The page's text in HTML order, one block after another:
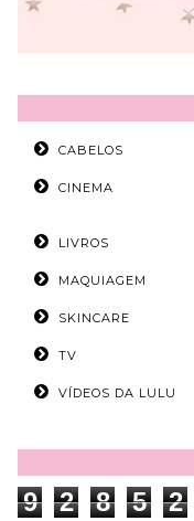
CABELOS
CINEMA
LIVROS
MAQUIAGEM
SKINCARE
TV
VÍDEOS DA LULU
9 2 8 5 2